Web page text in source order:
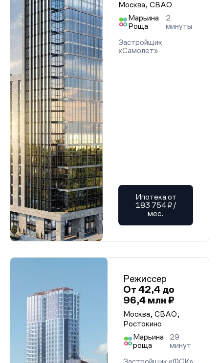
Москва, СВАО
Марьина
Роща
2
минуты
Застройщик
«Самолет»
Ипотека от
183 754 ₽/
мес.
Режиссер
От 42,4 до
96,4 млн ₽
Москва, СВАО,
Ростокино
Марьина
роща
29
минут
Застройщик «ФСК»